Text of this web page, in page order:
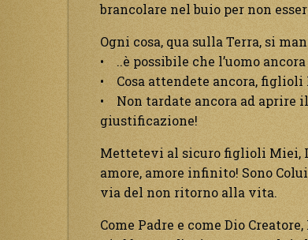
brancolare nel buio per non
Ogni cosa, qua sulla Terra, si
• ..è possibile che l’uomo
• Cosa attendete ancora,
• Non tardate ancora ad aprire
giustificazione!
Mettetevi al sicuro figlioli Miei,
amore, amore infinito! Sono
via del non ritorno alla vita.
Come Padre e come Dio